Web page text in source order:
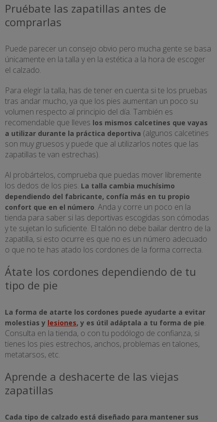
Pruébate las zapatillas antes de
comprarlas
Puede parecer un consejo obvio pero mucha gente se basa
únicamente en la talla y en la estética a la hora de escoger
el calzado.
Para elegir la talla, has de tener en cuenta si te los pruebas
tras andar mucho, ya que los pies aumentan un poco su
volumen respecto al principio del día. También es
recomendable que lleves los mismos calcetines que vayas
a utilizar durante la práctica deportiva (algunos calcetines
son muy gruesos y puede que al utilizarlos notes que las
zapatillas te van estrechas).
Al probártelos, comprueba que puedas mover libremente
los dedos de los pies. La talla cambia muchísimo
dependiendo del fabricante, confía más en tu propio
confort que en el número. Anda y corre un poco en la
tienda para saber si las deportivas escogidas son cómodas
y te sujetan lo suficiente. El talón no debe bailar dentro de la
zapatilla, si esto ocurre es que no es un número adecuado
o que no te has atado los cordones de la forma correcta.
Átate los cordones dependiendo de tu
tipo de pie
La forma de atarte los cordones puede ayudarte a evitar
molestias y lesiones, y es útil adáptala a tu forma de pie.
Consulta en la tienda, o con tu podólogo de confianza, si
tienes los pies estrechos, anchos, problemas en talones,
metatarsos, etc.
Aprende a deshacerte de las viejas
zapatillas
Cada tipo de calzado está diseñado para mantener sus